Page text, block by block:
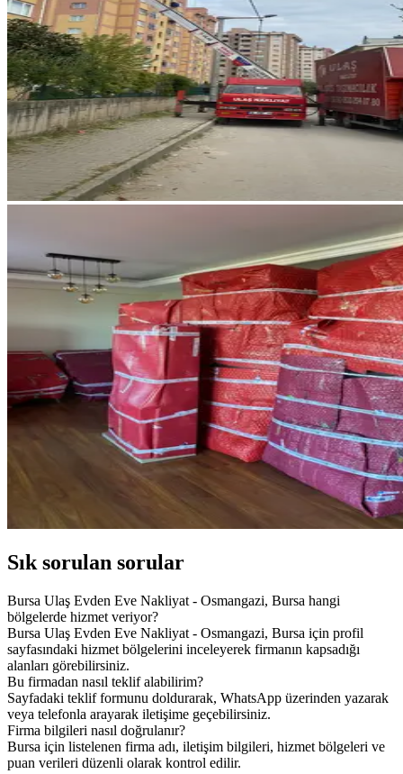
Sık sorulan sorular
Bursa Ulaş Evden Eve Nakliyat - Osmangazi, Bursa hangi
bölgelerde hizmet veriyor?
Bursa Ulaş Evden Eve Nakliyat - Osmangazi, Bursa için profil
sayfasındaki hizmet bölgelerini inceleyerek firmanın kapsadığı
alanları görebilirsiniz.
Bu firmadan nasıl teklif alabilirim?
Sayfadaki teklif formunu doldurarak, WhatsApp üzerinden yazarak
veya telefonla arayarak iletişime geçebilirsiniz.
Firma bilgileri nasıl doğrulanır?
Bursa için listelenen firma adı, iletişim bilgileri, hizmet bölgeleri ve
puan verileri düzenli olarak kontrol edilir.